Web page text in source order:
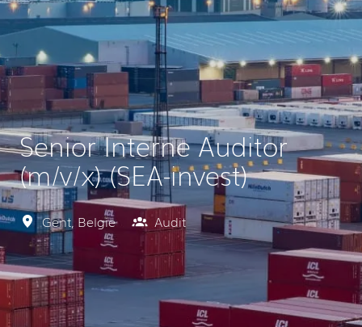
Senior Interne Auditor
(m/v/x) (SEA-invest)
Gent, België Audit